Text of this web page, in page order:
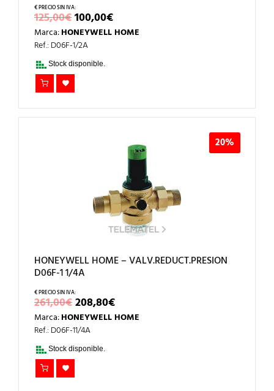
125,00€EL
PRECIO
ORIGINAL
ERA:125,00€.
100,00€EL
PRECIO
ACTUAL
Marca:HONEYWELL HOME
Ref.: D06F-1/2A
Stock disponible.
20%
HONEYWELL HOME – VALV.REDUCT.PRESION
D06F-1 1/4A
261,00€EL
PRECIO
ORIGINAL
ERA:261,00€.
208,80€EL
PRECIO
ACTUAL
Marca:HONEYWELL HOME
Ref.: D06F-11/4A
Stock disponible.